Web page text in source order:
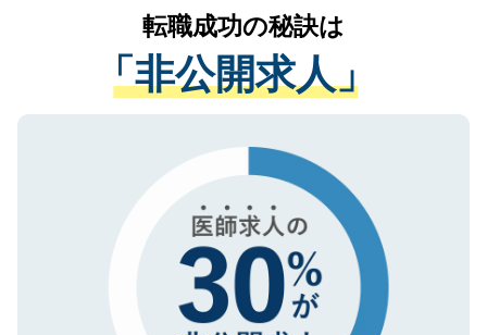
は、個人情報の取り扱いについての厳密な
管理基準を満たした事業者のみに付与され
る、プライバシーマークを取得済みです。
で、機密保持に関してもご安心ください。
かがいして、現在の医療機関の状況や紹介
経験をまじえながら、適切なアドバイスを
させていただきます。すぐにご転職をされ
ない方には、長期的なサポートが可能です
ので、まずはご登録ください。
転職成功の秘訣は
「非公開求人」